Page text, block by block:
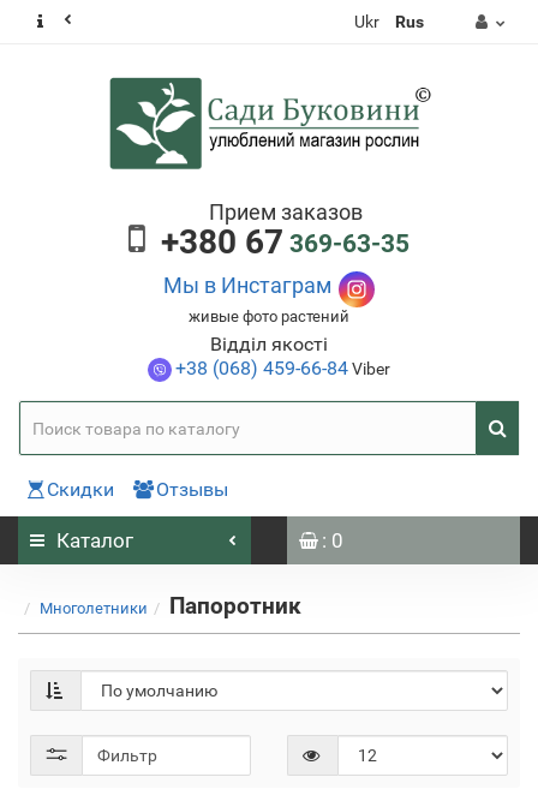
Ukr Rus
Прием заказов
+380 67 369-63-35
Мы в Инстаграм
живые фото растений
Відділ якості
+38 (068) 459-66-84Viber
Скидки Отзывы
Каталог : 0
Многолетники Папоротник
Фильтр